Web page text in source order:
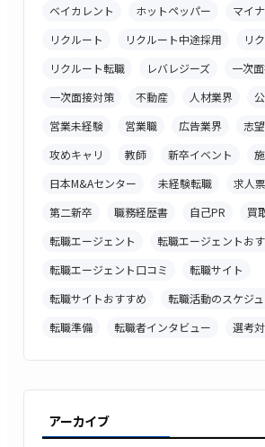
ベイカレント ホットペッパー マイ
リクルート
リクルート中途採用
リ
リクルート転職
レバレジーズ
一次
一次面接対策
不動産 人材業界
営業未経験
営業職 広告業界
志
攻めキャリ
教師 新卒イベント
日本M&Aセンター
未経験転職 求人票
第二新卒
職務経歴書 自己PR 買
転職エージェント
転職エージェントお
転職エージェント口コミ
転職サイト
転職サイトおすすめ
転職活動のスケジ
転職準備
転職者インタビュー 選考
アーカイブ